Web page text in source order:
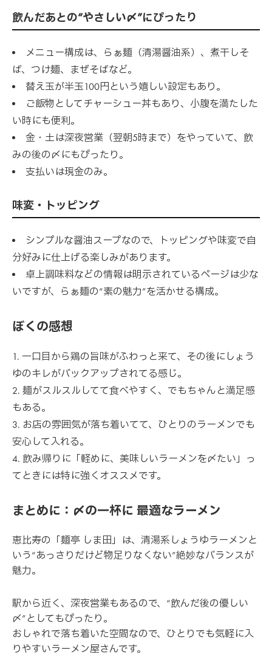
飲んだあとの“やさしい〆”にぴったり
メニュー構成は、らぁ麺（清湯醤油系）、煮干しそ
ば、つけ麺、まぜそばなど。
替え玉が半玉100円という嬉しい設定もあり。
ご飯物としてチャーシュー丼もあり、小腹を満たした
い時にも便利。
金・土は深夜営業（翌朝5時まで）をやっていて、飲
みの後の〆にもぴったり。
支払いは現金のみ。
味変・トッピング
シンプルな醤油スープなので、トッピングや味変で自
分好みに仕上げる楽しみがあります。
卓上調味料などの情報は明示されているページは少な
いですが、らぁ麺の“素の魅力”を活かせる構成。
ぼくの感想
一口目から鶏の旨味がふわっと来て、その後にしょう
ゆのキレがバックアップされてる感じ。
麺がスルスルしてて食べやすく、でもちゃんと満足感
もある。
お店の雰囲気が落ち着いてて、ひとりのラーメンでも
安心して入れる。
飲み帰りに「軽めに、美味しいラーメンを〆たい」っ
てときには特に強くオススメです。
まとめに：〆の一杯に 最適なラーメン
恵比寿の「麺亭 しま田」は、清湯系しょうゆラーメンと
いう“あっさりだけど物足りなくない”絶妙なバランスが
魅力。
駅から近く、深夜営業もあるので、“飲んだ後の優しい
〆”としてもぴったり。
おしゃれで落ち着いた空間なので、ひとりでも気軽に入
りやすいラーメン屋さんです。